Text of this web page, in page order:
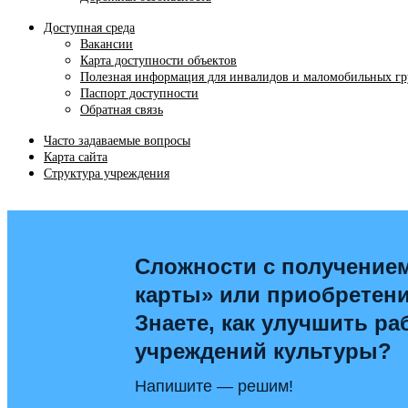
Доступная среда
Вакансии
Карта доступности объектов
Полезная информация для инвалидов и маломобильных
Паспорт доступности
Обратная связь
Часто задаваемые вопросы
Карта сайта
Структура учреждения
Сложности с
карты» или
Знаете, как улучшить
учреждений культуры?
Напишите — решим!